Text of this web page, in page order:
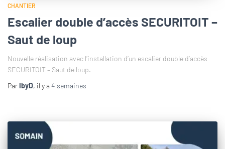
CHANTIER
Escalier double d’accès SECURITOIT –
Saut de loup
Nouvelle réalisation avec l’installation d’un escalier double d’accès
SECURITOIT – Saut de loup.
ParIbyD, il y a 4 semaines